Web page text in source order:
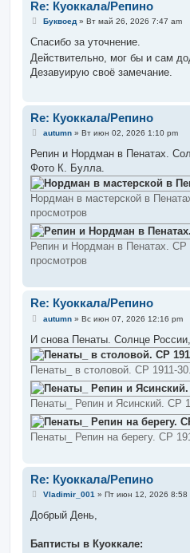
Re: Куоккала/Репино
С
о
щ
е
н
Буквоед» Вт май 26, 2026 7:47 am
Спасибо за уточнение.
Действительно, мог бы и сам
Дезавуирую своё замечание.
Re: Куоккала/Репино
С
о
щ
е
н
и
е
autumn» Вт июн 02, 2026 1:10 pm
Репин и Нордман в Пенатах.
Фото К. Булла.
Нордман в мастерской в
просмотров
Репин и Нордман в Пенатах.
просмотров
Re: Куоккала/Репино
С
о
б
щ
е
н
и
е
autumn» Вс июн 07, 2026 12:16 pm
И снова Пенаты. Солнце России,
Пенаты_ в столовой. СР 1911-
Пенаты_ Репин и Ясинский. СР
Пенаты_ Репин на берегу. СР
Re: Куоккала/Репино
С
о
е
Vladimir_001» Пт июн 12, 2026 8:58
Добрый День,
Баптисты в Куоккале: